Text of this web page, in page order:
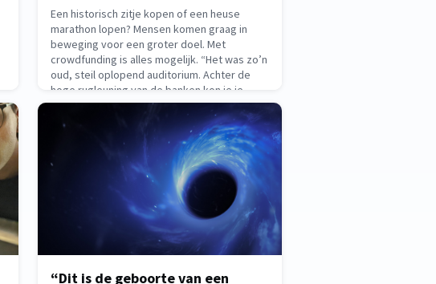
Een historisch zitje kopen of een heuse
marathon lopen? Mensen komen graag in
beweging voor een groter doel. Met
crowdfunding is alles mogelijk. “Het was zo’n
oud, steil oplopend auditorium. Achter de
hoge rugleuning van de banken kon je je
goed verstoppen. Sommigen zaten tijdens
de les achterin de krant
“Dit is de geboorte van een